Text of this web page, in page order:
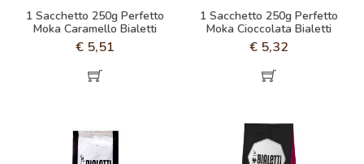
1 Sacchetto 250g Perfetto
Moka Caramello Bialetti
€ 5,51
1 Sacchetto 250g Perfetto
Moka Cioccolata Bialetti
€ 5,32